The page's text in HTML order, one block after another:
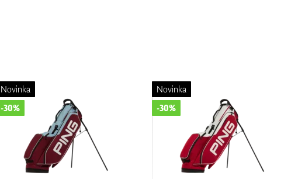
Novinka
-30%
Novinka
-30%